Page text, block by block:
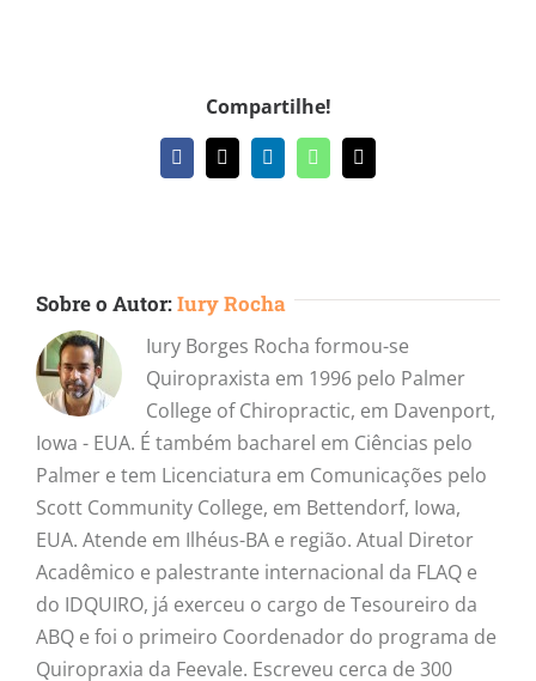
Compartilhe!
Facebook
X LinkedInWhatsApp
E-
mail
Sobre o Autor:Iury Rocha
Iury Borges Rocha formou-se
Quiropraxista em 1996 pelo Palmer
College of Chiropractic, em Davenport,
Iowa - EUA. É também bacharel em Ciências pelo
Palmer e tem Licenciatura em Comunicações pelo
Scott Community College, em Bettendorf, Iowa,
EUA. Atende em Ilhéus-BA e região. Atual Diretor
Acadêmico e palestrante internacional da FLAQ e
do IDQUIRO, já exerceu o cargo de Tesoureiro da
ABQ e foi o primeiro Coordenador do programa de
Quiropraxia da Feevale. Escreveu cerca de 300